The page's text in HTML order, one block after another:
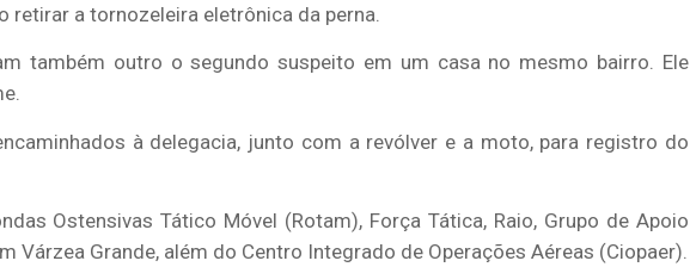
a tornozeleira eletrônica da perna.
também outro o segundo suspeito em um casa no mesmo bairro. Ele
à delegacia, junto com a revólver e a moto, para registro do
Ostensivas Tático Móvel (Rotam), Força Tática, Raio, Grupo de Apoio
Várzea Grande, além do Centro Integrado de Operações Aéreas (Ciopaer).